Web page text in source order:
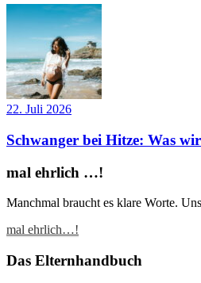
22. Juli 2026
Schwanger bei Hitze: Was
mal ehrlich …!
Manchmal braucht es klare Worte.
mal ehrlich…!
Das Elternhandbuch